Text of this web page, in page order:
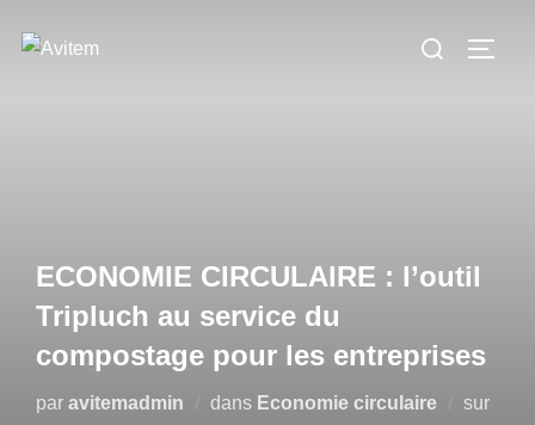
Rechercher :
ECONOMIE CIRCULAIRE : l’outil
Tripluch au service du
compostage pour les entreprises
par avitemadmin dans Economie circulaire sur